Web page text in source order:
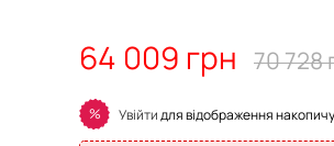
64 009 грн 70 728
% Увійтидля відображення